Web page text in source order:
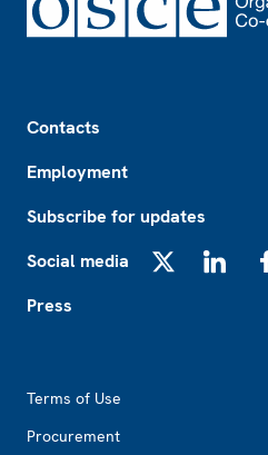
Contacts
Employment
Subscribe for updates
Social media
Press
Terms of Use
Procurement